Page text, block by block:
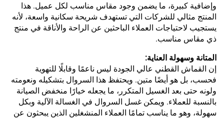
وإضافية كبيرة، ما يضمن وجود مقاس مناسب لكل عميل. هذا
المنتج مثالي للشركات التي تستهدف شريحة سكانية واسعة، لأنه
يستجيب لاحتياجات العملاء الباحثين عن الراحة والأناقة في منتج
ذي مقاس مناسب.
المتانة وسهولة العناية:
إن القماش القطني عالي الجودة ليس ناعمًا وقابلًا للتهوية
فحسب، بل هو أيضًا متين. ويحتفظ هذا السروال بتشكيله ونعومته
ولونه حتى بعد الغسيل المتكرر، ما يجعله خيارًا منخفض الصيانة
بالنسبة للعملاء. ويمكن غسل السروال في الغسالة الآلية وبكل
سهولة، وهو ما يناسب تمامًا العملاء المنشغلين الذين يبحثون عن